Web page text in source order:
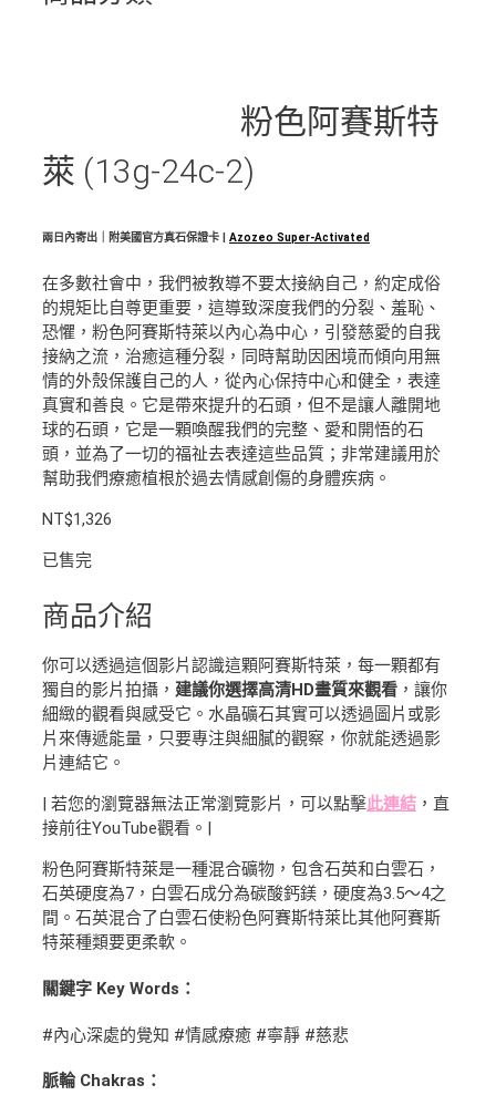
粉色阿賽斯特
萊 (13g-24c-2)
兩日內寄出｜附美國官方真石保證卡 | Azozeo Super-Activated
在多數社會中，我們被教導不要太接納自己，約定成俗
的規矩比自尊更重要，這導致深度我們的分裂、羞恥、
恐懼，粉色阿賽斯特萊以內心為中心，引發慈愛的自我
接納之流，治癒這種分裂，同時幫助因困境而傾向用無
情的外殼保護自己的人，從內心保持中心和健全，表達
真實和善良。它是帶來提升的石頭，但不是讓人離開地
球的石頭，它是一顆喚醒我們的完整、愛和開悟的石
頭，並為了一切的福祉去表達這些品質；非常建議用於
幫助我們療癒植根於過去情感創傷的身體疾病。
NT$1,326
已售完
商品介紹
你可以透過這個影片認識這顆阿賽斯特萊，每一顆都有
獨自的影片拍攝， 建議你選擇高清HD畫質來觀看 ，讓你
細緻的觀看與感受它。水晶礦石其實可以透過圖片或影
片來傳遞能量，只要專注與細膩的觀察，你就能透過影
片連結它。
| 若您的瀏覽器無法正常瀏覽影片，可以點擊此連結 ，直
接前往YouTube觀看。|
粉色阿賽斯特萊是一種混合礦物，包含石英和白雲石，
石英硬度為7，白雲石成分為碳酸鈣鎂，硬度為3.5～4之
間。石英混合了白雲石使粉色阿賽斯特萊比其他阿賽斯
特萊種類要更柔軟。
關鍵字 Key Words：
#內心深處的覺知 #情感療癒 #寧靜 #慈悲
脈輪 Chakras：